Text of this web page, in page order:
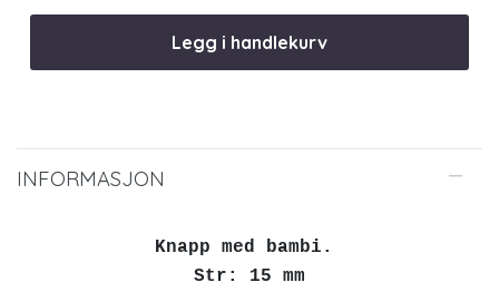
Legg i handlekurv
INFORMASJON
Knapp med bambi.
Str: 15 mm